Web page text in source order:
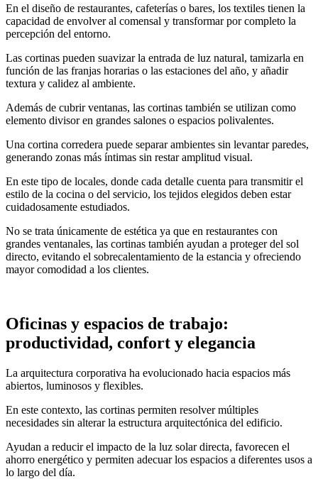
En el diseño de restaurantes, cafeterías o bares, los textiles tienen la
capacidad de envolver al comensal y transformar por completo la
percepción del entorno.
Las cortinas pueden suavizar la entrada de luz natural, tamizarla en
función de las franjas horarias o las estaciones del año, y añadir
textura y calidez al ambiente.
Además de cubrir ventanas, las cortinas también se utilizan como
elemento divisor en grandes salones o espacios polivalentes.
Una cortina corredera puede separar ambientes sin levantar paredes,
generando zonas más íntimas sin restar amplitud visual.
En este tipo de locales, donde cada detalle cuenta para transmitir el
estilo de la cocina o del servicio, los tejidos elegidos deben estar
cuidadosamente estudiados.
No se trata únicamente de estética ya que en restaurantes con
grandes ventanales, las cortinas también ayudan a proteger del sol
directo, evitando el sobrecalentamiento de la estancia y ofreciendo
mayor comodidad a los clientes.
Oficinas y espacios de trabajo:
productividad, confort y elegancia
La arquitectura corporativa ha evolucionado hacia espacios más
abiertos, luminosos y flexibles.
En este contexto, las cortinas permiten resolver múltiples
necesidades sin alterar la estructura arquitectónica del edificio.
Ayudan a reducir el impacto de la luz solar directa, favorecen el
ahorro energético y permiten adecuar los espacios a diferentes usos a
lo largo del día.